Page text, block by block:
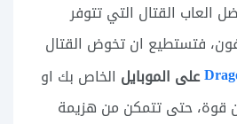
العاب القتال التي تتوفر
فتستطيع ان تخوض القتال
الخاص بك او
قوة، حتى تتمكن من هزيمة